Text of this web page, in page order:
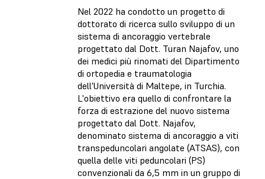
Nel 2022 ha condotto un progetto di
dottorato di ricerca sullo sviluppo di un
sistema di ancoraggio vertebrale
progettato dal Dott. Turan Najafov, uno
dei medici più rinomati del Dipartimento
di ortopedia e traumatologia
dell'Università di Maltepe, in Turchia.
L'obiettivo era quello di confrontare la
forza di estrazione del nuovo sistema
progettato dal Dott. Najafov,
denominato sistema di ancoraggio a viti
transpeduncolari angolate (ATSAS), con
quella delle viti peduncolari (PS)
convenzionali da 6,5 mm in un gruppo di